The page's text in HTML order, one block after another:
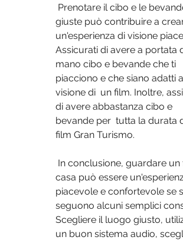
giuste può contribuire a
un'esperienza di visione
Assicurati di avere a portata
mano cibo e bevande che ti
piacciono e che siano adatti
visione di  un film. Inoltre,
di avere abbastanza cibo e
bevande per  tutta la durata
film Gran Turismo.
casa può essere
piacevole e confortevole se
seguono alcuni semplici
Scegliere il luogo giusto,
un buon sistema audio,